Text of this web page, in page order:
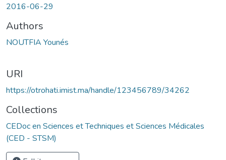
2016-06-29
Authors
NOUTFIA Younés
URI
https://otrohati.imist.ma/handle/123456789/34262
Collections
CEDoc en Sciences et Techniques et Sciences Médicales
(CED - STSM)